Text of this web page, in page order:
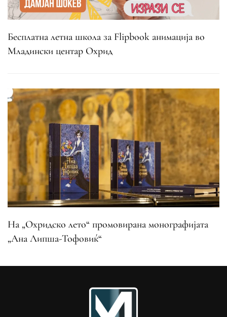
Бесплатна летна школа за Flipbook анимација во
Младински центар Охрид
На „Охридско лето“ промовирана монографијата
„Ана Липша-Тофовиќ“